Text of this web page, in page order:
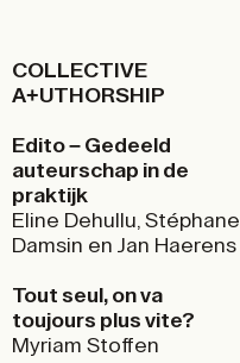
COLLECTIVE
A+UTHORSHIP
Edito – Gedeeld
auteurschap in de
praktijk
Eline Dehullu, Stéphane
Damsin en Jan Haerens
Tout seul, on va
toujours plus vite?
Myriam Stoffen